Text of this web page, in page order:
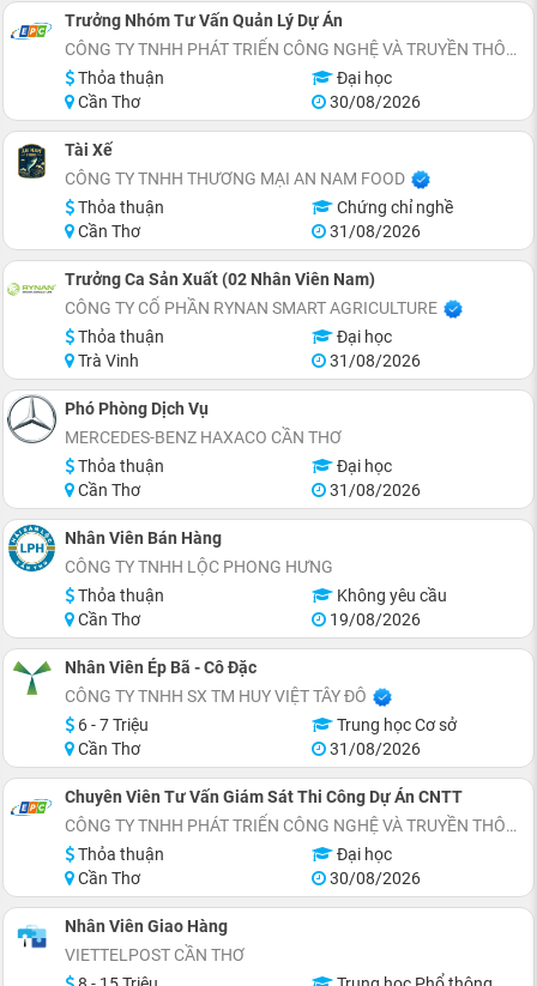
Trưởng Nhóm Tư Vấn Quản Lý Dự Án
CÔNG TY TNHH PHÁT TRIỂN CÔNG NGHỆ VÀ TRUYỀN THÔNG EPC
Thỏa thuận
Đại học
Cần Thơ
30/08/2026
Tài Xế
CÔNG TY TNHH THƯƠNG MẠI AN NAM FOOD
Thỏa thuận
Chứng chỉ nghề
Cần Thơ
31/08/2026
Trưởng Ca Sản Xuất (02 Nhân Viên Nam)
CÔNG TY CỔ PHẦN RYNAN SMART AGRICULTURE
Thỏa thuận
Đại học
Trà Vinh
31/08/2026
Phó Phòng Dịch Vụ
MERCEDES-BENZ HAXACO CẦN THƠ
Thỏa thuận
Đại học
Cần Thơ
31/08/2026
Nhân Viên Bán Hàng
CÔNG TY TNHH LỘC PHONG HƯNG
Thỏa thuận
Không yêu cầu
Cần Thơ
19/08/2026
Nhân Viên Ép Bã - Cô Đặc
CÔNG TY TNHH SX TM HUY VIỆT TÂY ĐÔ
6 - 7 Triệu
Trung học Cơ sở
Cần Thơ
31/08/2026
Chuyên Viên Tư Vấn Giám Sát Thi Công Dự Án CNTT
CÔNG TY TNHH PHÁT TRIỂN CÔNG NGHỆ VÀ TRUYỀN THÔNG EPC
Thỏa thuận
Đại học
Cần Thơ
30/08/2026
Nhân Viên Giao Hàng
VIETTELPOST CẦN THƠ